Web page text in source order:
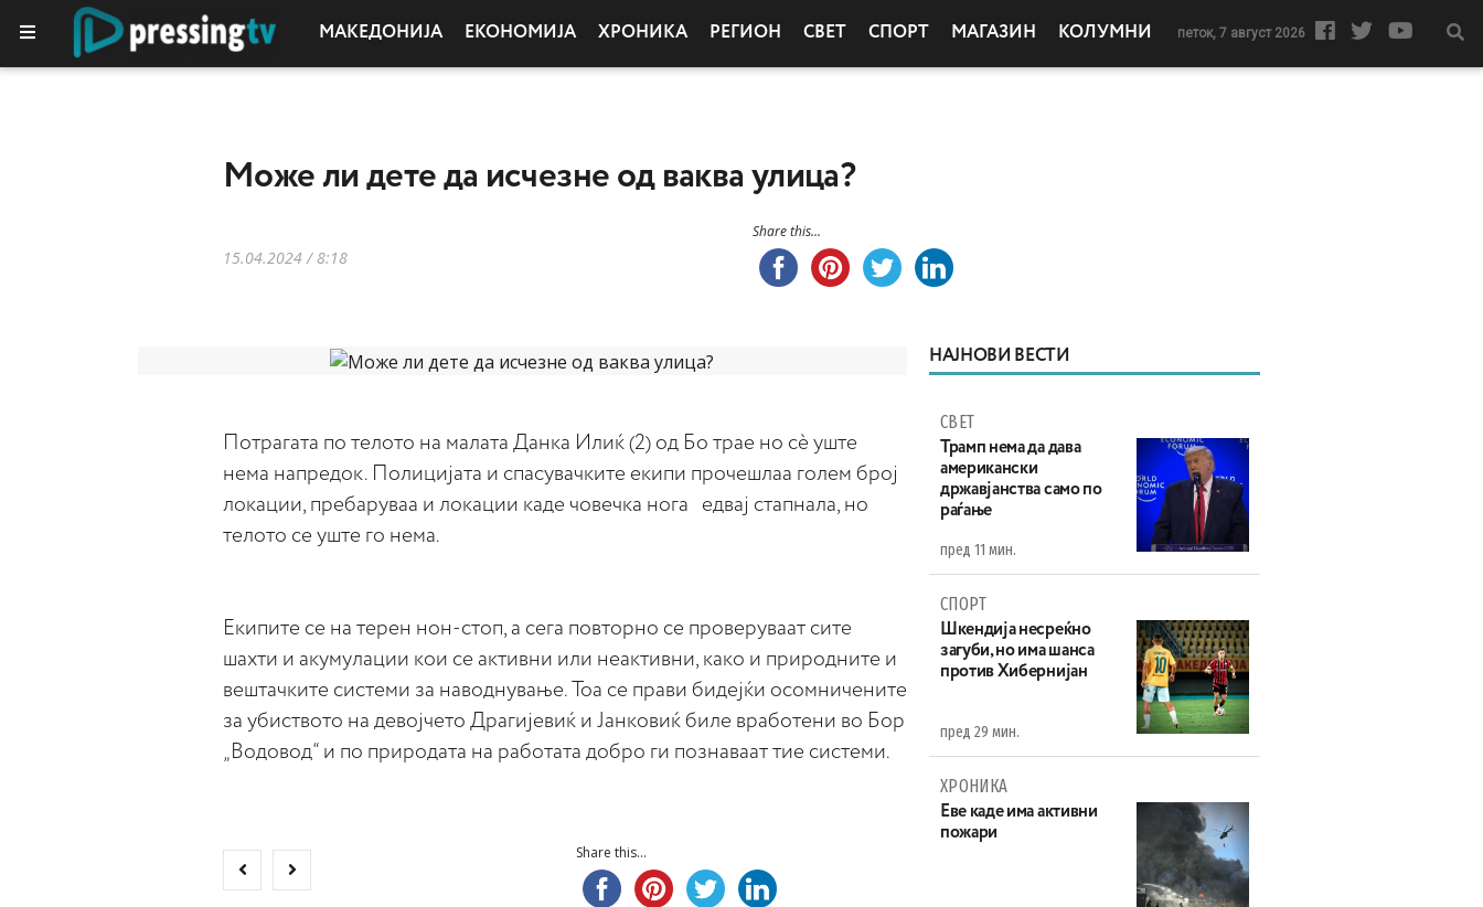
МАКЕДОНИЈА ЕКОНОМИЈА ХРОНИКА РЕГИОН СВЕТ СПОРТ МАГАЗИН КОЛУМНИ петок, 7 август 2026
Moже ли дете да исчезне од ваква улица?
15.04.2024 / 8:18
Share this...
Потрагата по телото на малата Данка Илиќ (2) од Бо трае но сè уште
нема напредок. Полицијата и спасувачките екипи прочешлаа голем број
локации, пребаруваа и локации каде човечка нога едвај стапнала, но
телото се уште го нема.
Екипите се на терен нон-стоп, а сега повторно се проверуваат сите
шахти и акумулации кои се активни или неактивни, како и природните и
вештачките системи за наводнување. Тоа се прави бидејќи осомничените
за убиството на девојчето Драгијевиќ и Јанковиќ биле вработени во Бор
„Водовод“ и по природата на работата добро ги познаваат тие системи.
Share this...
НАЈНОВИ ВЕСТИ
СВЕТ
Трамп нема да дава
американски
државјанства само по
раѓање
пред 11 мин.
СПОРТ
Шкендија несреќно
загуби, но има шанса
против Хибернијан
пред 29 мин.
ХРОНИКА
Eве каде има активни
пожари